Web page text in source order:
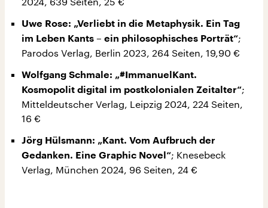
Uwe Rose: „Verliebt in die Metaphysik. Ein Tag
im Leben Kants – ein philosophisches Porträt“;
Parodos Verlag, Berlin 2023, 264 Seiten, 19,90 €
Wolfgang Schmale: „#ImmanuelKant.
Kosmopolit digital im postkolonialen Zeitalter“;
Mitteldeutscher Verlag, Leipzig 2024, 224 Seiten,
16 €
Jörg Hülsmann: „Kant. Vom Aufbruch der
Gedanken. Eine Graphic Novel“; Knesebeck
Verlag, München 2024, 96 Seiten, 24 €